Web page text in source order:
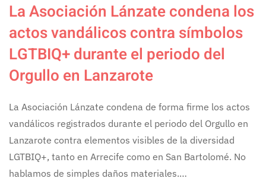
La Asociación Lánzate condena los
actos vandálicos contra símbolos
LGTBIQ+ durante el periodo del
Orgullo en Lanzarote
La Asociación Lánzate condena de forma firme los actos
vandálicos registrados durante el periodo del Orgullo en
Lanzarote contra elementos visibles de la diversidad
LGTBIQ+, tanto en Arrecife como en San Bartolomé. No
hablamos de simples daños materiales.…